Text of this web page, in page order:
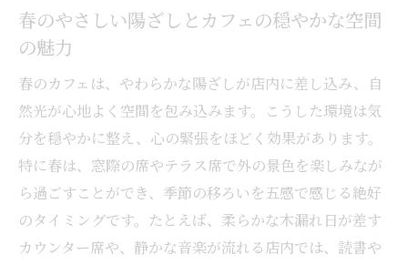
春限定のカフェメニューで心も満たされる
カフェで味わう季節の素材と春らしいスイ
ーツ
春のカフェ限定メニューを満喫するコツ
カフェでしか味わえない春の特別メニュー
とは
春のやさしい陽ざしとカフェの穏やかな空間
の魅力
春のカフェは、やわらかな陽ざしが店内に差し込み、自
然光が心地よく空間を包み込みます。こうした環境は気
分を穏やかに整え、心の緊張をほどく効果があります。
特に春は、窓際の席やテラス席で外の景色を楽しみなが
ら過ごすことができ、季節の移ろいを五感で感じる絶好
のタイミングです。たとえば、柔らかな木漏れ日が差す
カウンター席や、静かな音楽が流れる店内では、読書や